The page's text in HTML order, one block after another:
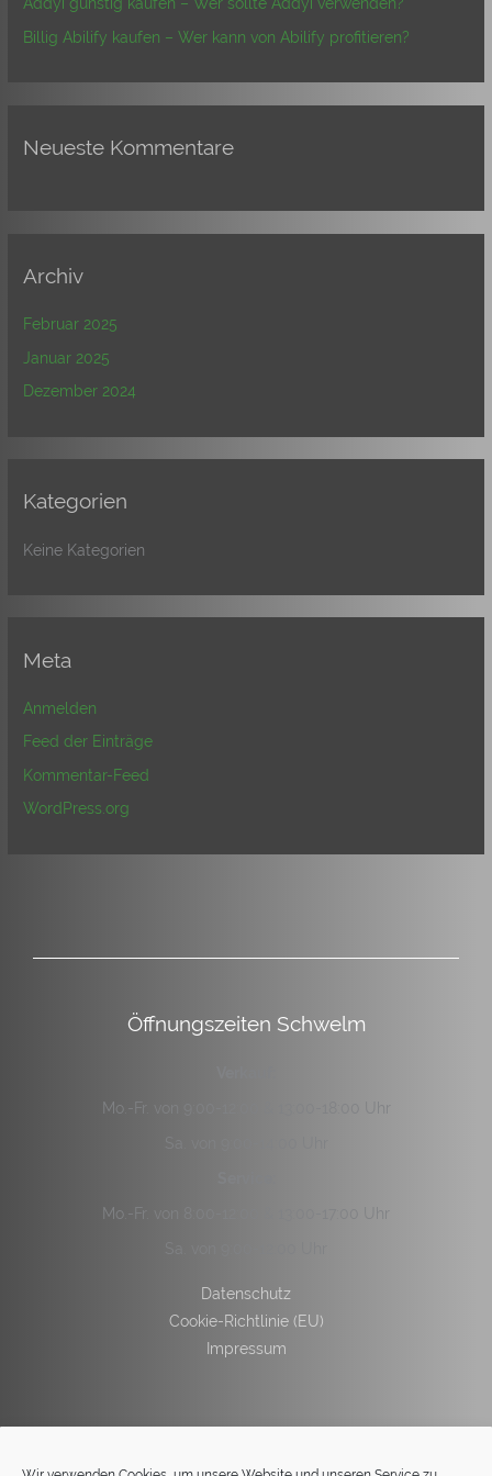
Addyi günstig kaufen – Wer sollte Addyi verwenden?
Billig Abilify kaufen – Wer kann von Abilify profitieren?
Neueste Kommentare
Archiv
Februar 2025
Januar 2025
Dezember 2024
Kategorien
Keine Kategorien
Meta
Anmelden
Feed der Einträge
Kommentar-Feed
WordPress.org
Öffnungszeiten Schwelm
Mo.-Fr. von 9:00-12:00 & 13:00-18:00 Uhr
Mo.-Fr. von 8:00-12:00 & 13:00-17:00 Uhr
Datenschutz
Cookie-Richtlinie (EU)
Impressum